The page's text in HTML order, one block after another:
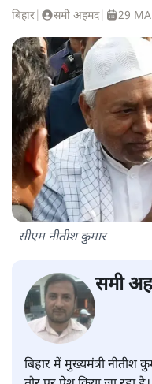
बिहार समी अहमद| 29
सीएम नीतीश कुमार
समी
बिहार में मुख्यमंत्री नीतीश